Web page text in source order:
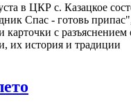
в ЦКР с. Казацкое
Спас - готовь
карточки с разъяснением
их история и традиции